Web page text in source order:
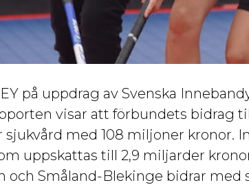
på uppdrag av Svenska
visar att förbundets bidrag
med 108 miljoner kronor.
uppskattas till 2,9 miljarder
och Småland-Blekinge bidrar med